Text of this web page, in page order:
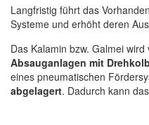
Langfristig führt das
Systeme und erhöht deren
Das Kalamin bzw. Galmei wird
Absauganlagen mit
eines pneumatischen
abgelagert. Dadurch kann